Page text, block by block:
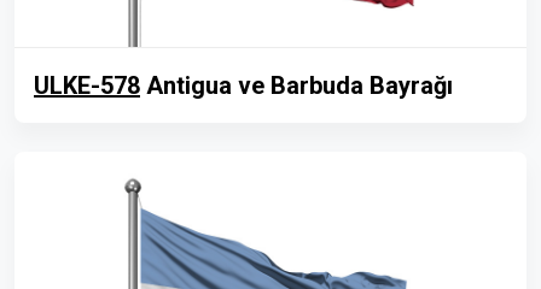
ULKE-578 Antigua ve Barbuda Bayrağı